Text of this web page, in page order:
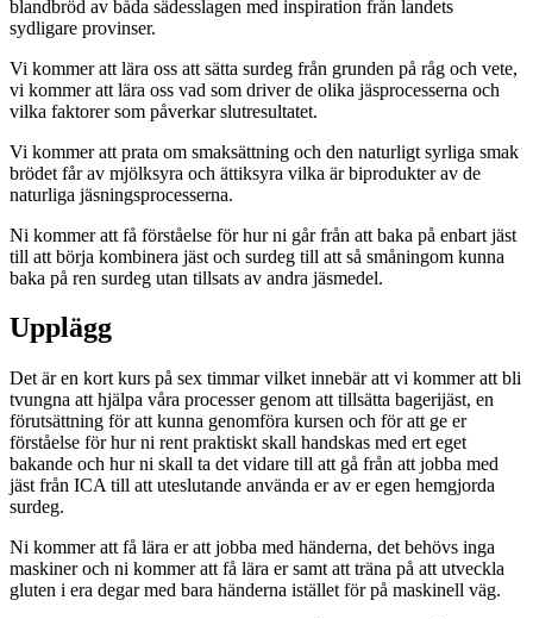
blandbröd av båda sädesslagen med inspiration från landets
sydligare provinser.
Vi kommer att lära oss att sätta surdeg från grunden på råg och vete,
vi kommer att lära oss vad som driver de olika jäsprocesserna och
vilka faktorer som påverkar slutresultatet.
Vi kommer att prata om smaksättning och den naturligt syrliga smak
brödet får av mjölksyra och ättiksyra vilka är biprodukter av de
naturliga jäsningsprocesserna.
Ni kommer att få förståelse för hur ni går från att baka på enbart jäst
till att börja kombinera jäst och surdeg till att så småningom kunna
baka på ren surdeg utan tillsats av andra jäsmedel.
Upplägg
Det är en kort kurs på sex timmar vilket innebär att vi kommer att bli
tvungna att hjälpa våra processer genom att tillsätta bagerijäst, en
förutsättning för att kunna genomföra kursen och för att ge er
förståelse för hur ni rent praktiskt skall handskas med ert eget
bakande och hur ni skall ta det vidare till att gå från att jobba med
jäst från ICA till att uteslutande använda er av er egen hemgjorda
surdeg.
Ni kommer att få lära er att jobba med händerna, det behövs inga
maskiner och ni kommer att få lära er samt att träna på att utveckla
gluten i era degar med bara händerna istället för på maskinell väg.